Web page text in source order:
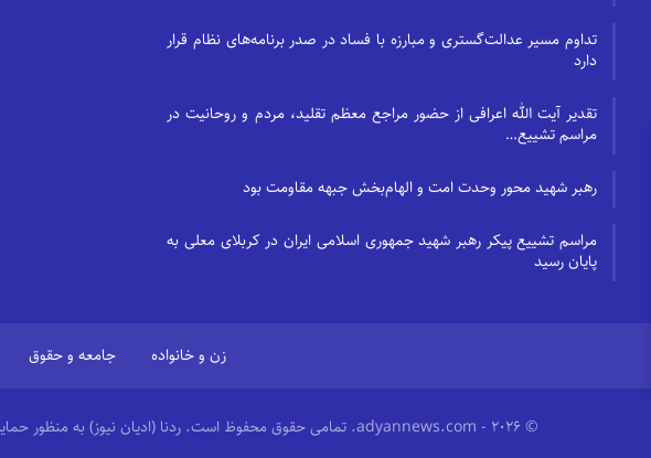
تداوم مسیر عدالت‌گستری و مبارزه با فساد در صدر برنامه‌های نظام قرار
دارد
تقدیر آیت الله اعرافی از حضور مراجع معظم تقلید، مردم و روحانیت در
مراسم تشییع…
رهبر شهید محور وحدت امت و الهام‌بخش جبهه مقاومت بود
مراسم تشییع پیکر رهبر شهید جمهوری اسلامی ایران در کربلای معلی به
پایان رسید
زن و خانواده جامعه و حقوق
© 2026 - adyannews.com. تمامی حقوق محفوظ است. ردنا (ادیان نیوز) به منظور